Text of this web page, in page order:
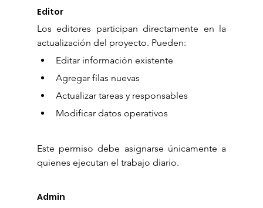
Editor
Los editores participan directamente en la
actualización del proyecto. Pueden:
Editar información existente
Agregar filas nuevas
Actualizar tareas y responsables
Modificar datos operativos
Este permiso debe asignarse únicamente a
quienes ejecutan el trabajo diario.
Admin